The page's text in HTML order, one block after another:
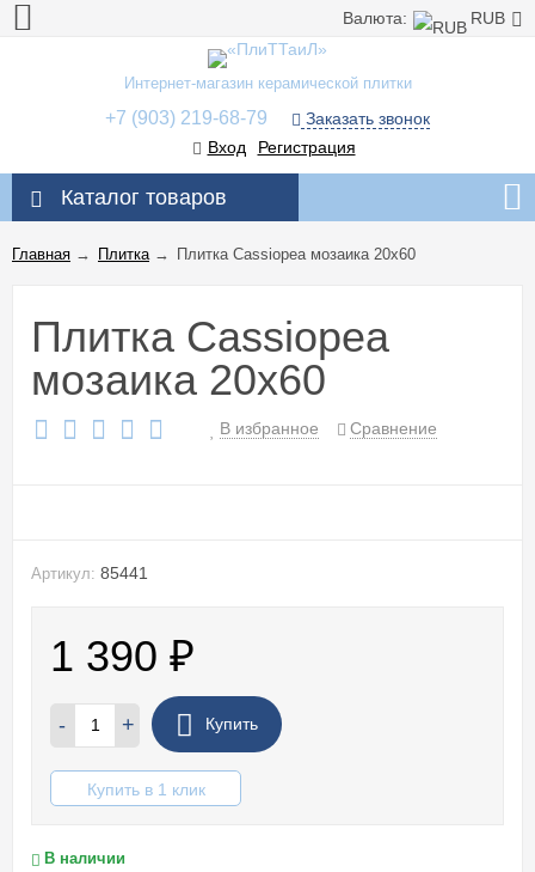
Валюта: RUB
Интернет-магазин керамической плитки
+7 (903) 219-68-79
Заказать звонок
Вход
Регистрация
Каталог товаров
Главная → Плитка→ Плитка Cassiopea мозаика 20x60
Плитка Cassiopea
мозаика 20x60
В избранное Сравнение
Артикул: 85441
1 390 ₽
- + Купить
Купить в 1 клик
В наличии